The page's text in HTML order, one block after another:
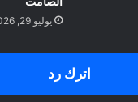
يوليو 29, 2026
اترك رد